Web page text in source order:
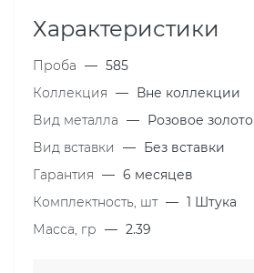
Характеристики
Проба — 585
Коллекция — Вне коллекции
Вид металла — Розовое золото
Вид вставки
— Без вставки
Гарантия — 6 месяцев
Комплектность, шт — 1 Штука
Масса, гр — 2.39